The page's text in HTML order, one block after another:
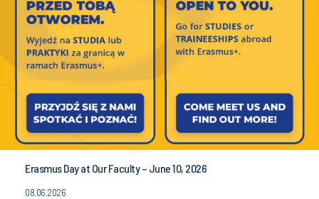
Erasmus Day at Our Faculty – June 10, 2026
08.06.2026